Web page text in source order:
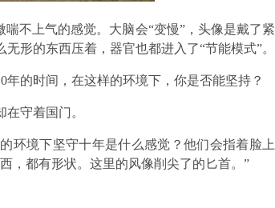
不上气的感觉。大脑会“变慢”，头像是戴了紧
形的东西压着，器官也都进入了“节能模式”。
的时间，在这样的环境下，你是否能坚持？
守着国门。
环境下坚守十年是什么感觉？他们会指着脸上
，都有形状。这里的风像削尖了的匕首。”